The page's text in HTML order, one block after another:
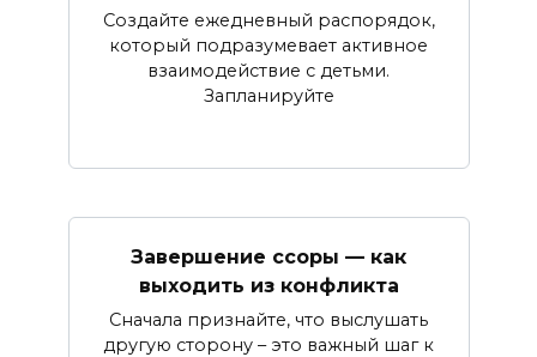
Создайте ежедневный распорядок,
который подразумевает активное
взаимодействие с детьми.
Запланируйте
Завершение ссоры — как
выходить из конфликта
Сначала признайте, что выслушать
другую сторону – это важный шаг к